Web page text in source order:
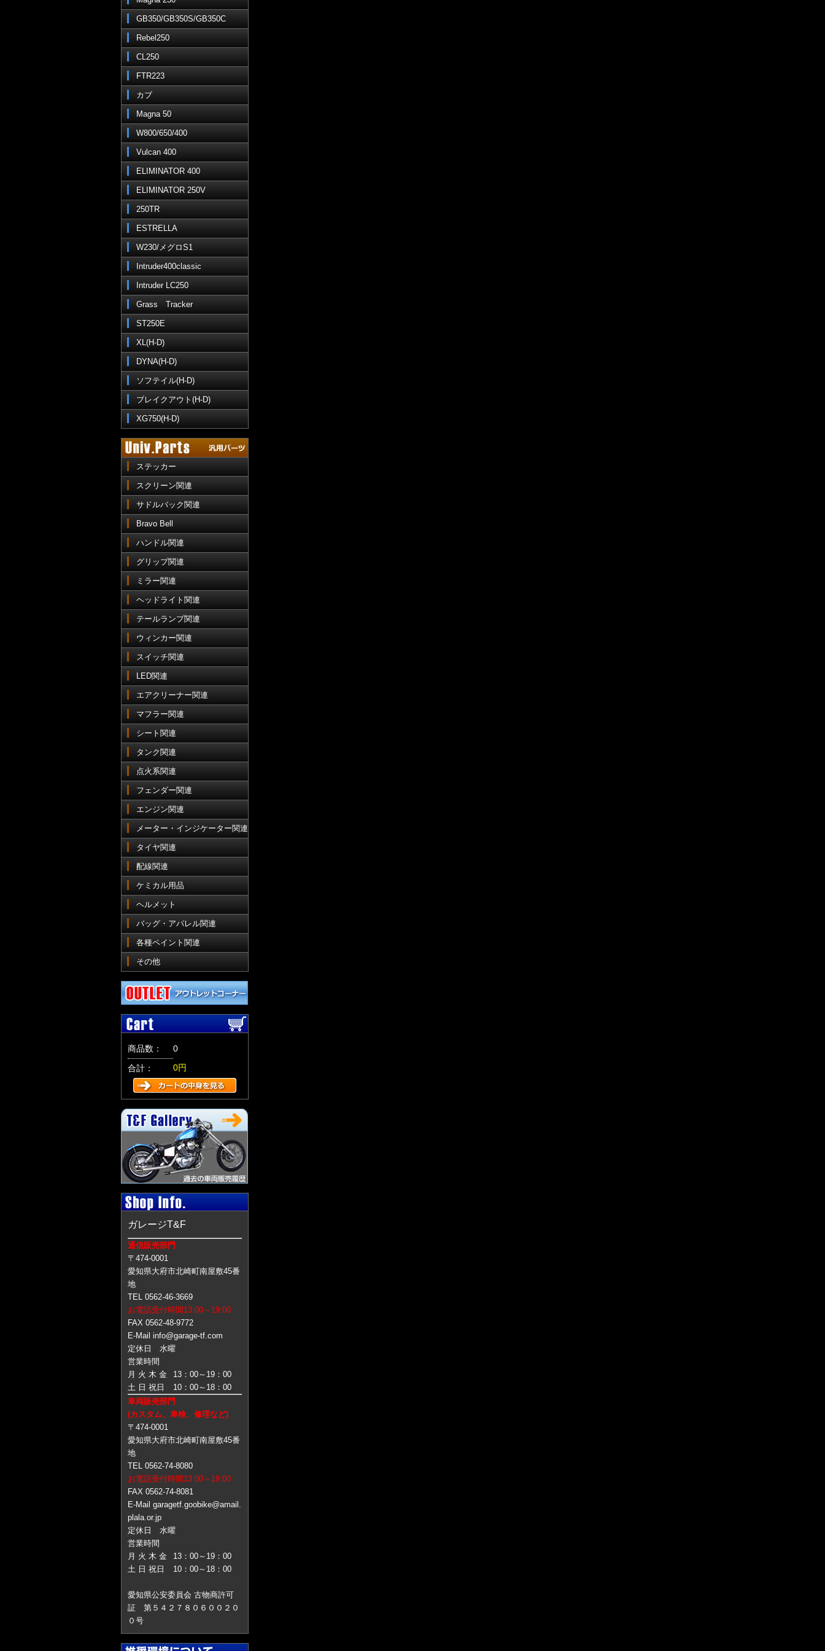
GB350/GB350S/GB350C
Rebel250
CL250
FTR223
カブ
Magna 50
W800/650/400
Vulcan 400
ELIMINATOR 400
ELIMINATOR 250V
250TR
ESTRELLA
W230/メグロS1
Intruder400classic
Intruder LC250
Grass Tracker
ST250E
XL(H-D)
DYNA(H-D)
ソフテイル(H-D)
ブレイクアウト(H-D)
XG750(H-D)
ステッカー
スクリーン関連
サドルバック関連
Bravo Bell
ハンドル関連
グリップ関連
ミラー関連
ヘッドライト関連
テールランプ関連
ウィンカー関連
スイッチ関連
LED関連
エアクリーナー関連
マフラー関連
シート関連
タンク関連
点火系関連
フェンダー関連
エンジン関連
メーター・インジケーター関連
タイヤ関連
配線関連
ケミカル用品
ヘルメット
バッグ・アパレル関連
各種ペイント関連
その他
商品数：
0
合計：
0円
ガレージT&F
通信販売部門
〒474-0001
愛知県大府市北崎町南屋敷45番
地
TEL 0562-46-3669
お電話受付時間13:00～19:00
FAX 0562-48-9772
E-Mail info@garage-tf.com
定休日 水曜
営業時間
月 火 木 金
13：00～19：00
土 日 祝日
10：00～18：00
車両販売部門
(カスタム、車検、修理など)
〒474-0001
愛知県大府市北崎町南屋敷45番
地
TEL 0562-74-8080
お電話受付時間13:00～19:00
FAX 0562-74-8081
E-Mail garagetf.goobike@amail.
plala.or.jp
定休日 水曜
営業時間
月 火 木 金
13：00～19：00
土 日 祝日
10：00～18：00
愛知県公安委員会 古物商許可
証 第５４２７８０６００２０
０号